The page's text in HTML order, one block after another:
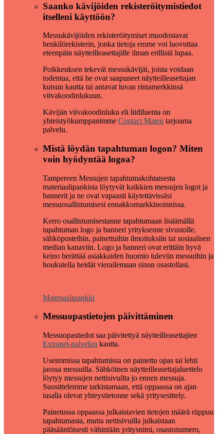
Saanko kävijöiden rekisteröitymistiedot
itselleni käyttöön?
Messukävijöiden rekisteröitymiset muodostavat
henkilörekisterin, jonka tietoja emme voi luovuttaa
eteenpäin näytteilleasettajille ilman erillistä lupaa.
Poikkeuksen tekevät messukävijät, joista voidaan
todentaa, että he ovat saapuneet näytteilleasettajan
kutsun kautta tai antavat luvan rintamerkkinsä
viivakoodinlukuun.
Kävijän viivakoodinluku eli liidiluenta on
yhteistyökumppanimme Contact Maten tarjoama
palvelu.
Mistä löydän tapahtuman logon? Miten
voin hyödyntää logoa?
Tampereen Messujen tapahtumakohtaisesta
materiaalipankista löytyvät kaikkien messujen logot ja
bannerit ja ne ovat vapaasti käytettävissäsi
messuosallistumisesi ennakkomarkkinoinnissa.
Kerro osallistumisestanne tapahtumaan lisäämällä
tapahtuman logo ja banneri yrityksenne sivustolle,
sähköposteihin, painettuihin ilmoituksiin tai sosiaalisen
median kanaviin. Logo ja banneri ovat erittäin hyvä
keino herättää asiakkaiden huomio tuleviin messuihin ja
houkutella heidät vierailemaan sinun osastollasi.
Materiaalipankki
Messuopastietojen päivittäminen
Messuopastiedot saa päivitettyä näytteilleasettajien
Extranet-palvelun kautta.
Useimmissa tapahtumissa on painettu opas tai lehti
jaossa messuilla. Sähköinen näytteilleasettajaluettelo
löytyy messujen nettisivuilta jo ennen messuja.
Suosittelemme tarkistamaan, että oppaassa on ajan
tasalla olevat yhteystietonne sekä yritysesittely.
Painetussa oppaassa julkaistavien tietojen määrä riippuu
tapahtumasta, mutta nettisivuilla julkaistaan
pääsääntöisesti vähintään yritysnimi, osastonumero,